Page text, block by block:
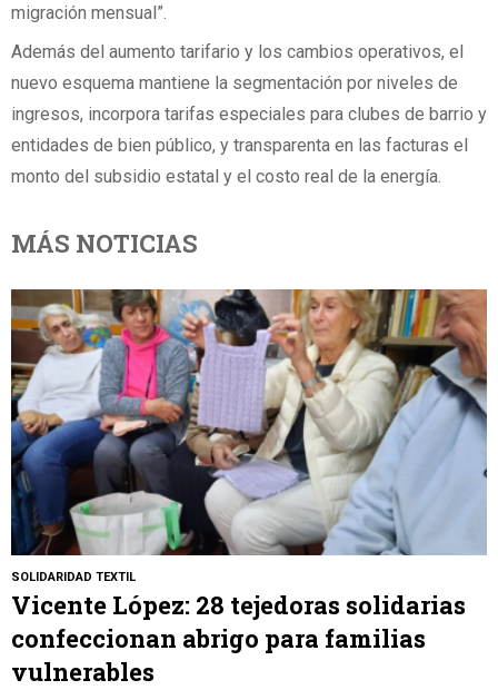
migración mensual”.
Además del aumento tarifario y los cambios operativos, el
nuevo esquema mantiene la segmentación por niveles de
ingresos, incorpora tarifas especiales para clubes de barrio y
entidades de bien público, y transparenta en las facturas el
monto del subsidio estatal y el costo real de la energía.
MÁS NOTICIAS
SOLIDARIDAD TEXTIL
Vicente López: 28 tejedoras solidarias
confeccionan abrigo para familias
vulnerables